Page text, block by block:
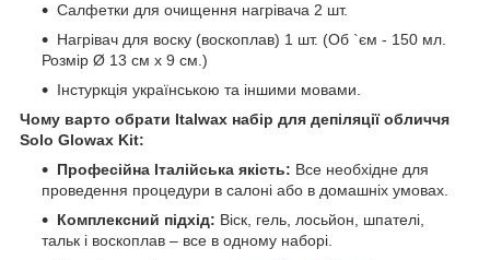
Салфетки для очищення нагрівача 2 шт.
Нагрівач для воску (воскоплав) 1 шт. (Об `єм - 150 мл.
Розмір Ø 13 см x 9 см.)
Інстуркція українською та іншими мовами.
Чому варто обрати Italwax набір для депіляції обличчя
Solo Glowax Kit:
Професійна Італійська якість: Все необхідне для
проведення процедури в салоні або в домашніх умовах.
Комплексний підхід: Віск, гель, лосьйон, шпателі,
тальк і воскоплав – все в одному наборі.